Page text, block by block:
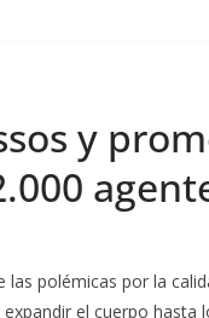
y
polémicas por la
el cuerpo hasta